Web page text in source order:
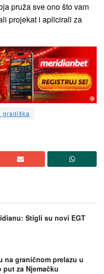
pruža sve ono što vam
projekat i aplicirali za
gradiška
Stigli su novi EGT
na graničnom prelazu u
za Njemačku